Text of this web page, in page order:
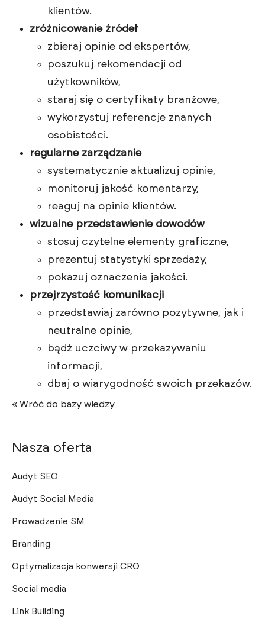
klientów.
zróżnicowanie źródeł
zbieraj opinie od ekspertów,
poszukuj rekomendacji od
użytkowników,
staraj się o certyfikaty branżowe,
wykorzystuj referencje znanych
osobistości.
regularne zarządzanie
systematycznie aktualizuj opinie,
monitoruj jakość komentarzy,
reaguj na opinie klientów.
wizualne przedstawienie dowodów
stosuj czytelne elementy graficzne,
prezentuj statystyki sprzedaży,
pokazuj oznaczenia jakości.
przejrzystość komunikacji
przedstawiaj zarówno pozytywne, jak i
neutralne opinie,
bądź uczciwy w przekazywaniu
informacji,
dbaj o wiarygodność swoich przekazów.
« Wróć do bazy wiedzy
Nasza oferta
Audyt SEO
Audyt Social Media
Prowadzenie SM
Branding
Optymalizacja konwersji CRO
Social media
Link Building